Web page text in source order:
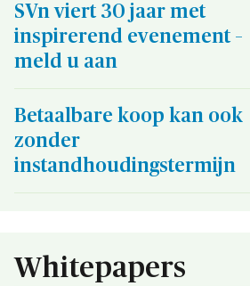
SVn viert 30 jaar met
inspirerend evenement –
meld u aan
Betaalbare koop kan ook
zonder
instandhoudingstermijn
Whitepapers